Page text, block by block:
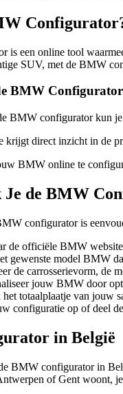
is een online tool
SUV, met de BMW
BMW Configurator
BMW configurator kun je
krijgt direct inzicht in de
BMW online te
Je de BMW
configurator is
de officiële BMW
gewenste model BMW
de carrosserievorm, de
jouw BMW door
totaalplaatje van jouw
configuratie op of deel
in België
BMW configurator in
of Gent woont,